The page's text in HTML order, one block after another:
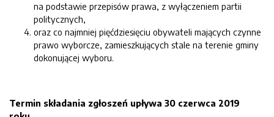
na podstawie przepisów prawa, z wyłączeniem partii
politycznych,
oraz co najmniej pięćdziesięciu obywateli mających czynne
prawo wyborcze, zamieszkujących stale na terenie gminy
dokonującej wyboru.
Termin składania zgłoszeń upływa 30 czerwca 2019